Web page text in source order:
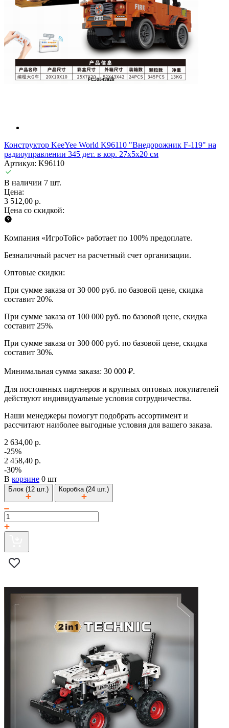
Конструктор KeeYee World K96110 "Внедорожник F-119" на
радиоуправлении 345 дет. в кор. 27х5х20 см
Артикул: K96110
В наличии 7 шт.
Цена:
3 512,00 р.
Цена со скидкой:
Компания «ИгроТойс» работает по 100% предоплате.
Безналичный расчет на расчетный счет организации.
Оптовые скидки:
При сумме заказа от 30 000 руб. по базовой цене, скидка
составит 20%.
При сумме заказа от 100 000 руб. по базовой цене, скидка
составит 25%.
При сумме заказа от 300 000 руб. по базовой цене, скидка
составит 30%.
Минимальная сумма заказа: 30 000 ₽.
Для постоянных партнеров и крупных оптовых покупателей
действуют индивидуальные условия сотрудничества.
Наши менеджеры помогут подобрать ассортимент и
рассчитают наиболее выгодные условия для вашего заказа.
2 634,00 р.
-25%
2 458,40 р.
-30%
В корзине 0 шт
Блок (12 шт.) Коробка (24 шт.)